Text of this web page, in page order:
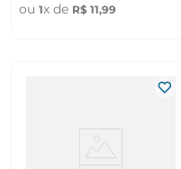
ou 1x de R$ 11,99